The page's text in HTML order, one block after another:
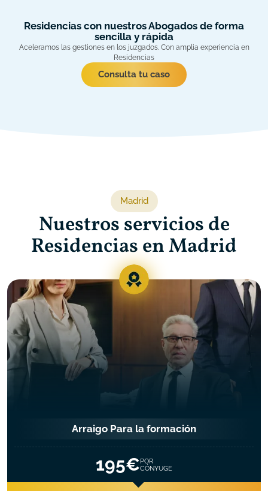
Residencias con nuestros Abogados de forma
sencilla y rápida
Aceleramos las gestiones en los juzgados. Con amplia experiencia en
Residencias
Consulta tu caso
Madrid
Nuestros servicios de
Residenciasen Madrid
Arraigo Para la formación
195€POR
CÓNYUGE